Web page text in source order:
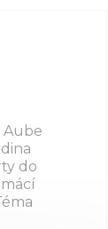
Aube
do